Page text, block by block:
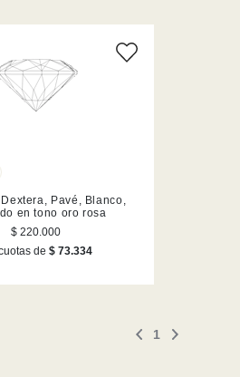
Pavé, Blanco,
en tono oro rosa
$ 220.000
de $ 73.334
1